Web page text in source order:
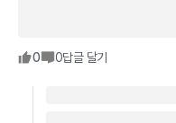
0 0답글 달기